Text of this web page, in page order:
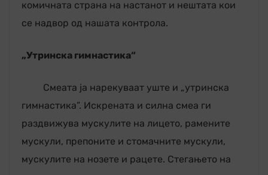
комичната страна на настанот и нештата кои
се надвор од нашата контрола.
„Утринска гимнастика“
Смеата ја нарекуваат уште и „утринска
гимнастика”. Искрената и силна смеа ги
раздвижува мускулите на лицето, рамените
мускули, препоните и стомачните мускули,
мускулите на нозете и рацете. Стегањето на